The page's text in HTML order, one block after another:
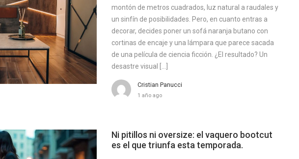
montón de metros cuadrados, luz natural a raudales y
un sinfín de posibilidades. Pero, en cuanto entras a
decorar, decides poner un sofá naranja butano con
cortinas de encaje y una lámpara que parece sacada
de una película de ciencia ficción. ¿El resultado? Un
desastre visual […]
Cristian Panucci
1 año ago
Ni pitillos ni oversize: el vaquero bootcut
es el que triunfa esta temporada.